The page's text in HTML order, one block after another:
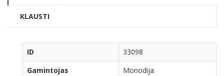
KLAUSTI
ID
33098
Gamintojas
Monodija